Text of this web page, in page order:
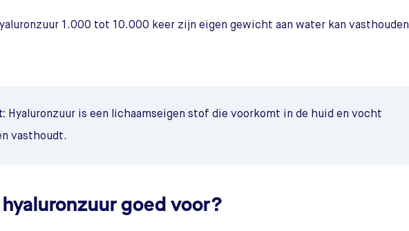
1.000 tot 10.000 keer zijn eigen gewicht aan water kan vasthouden
Hyaluronzuur is een lichaamseigen stof die voorkomt in de huid en vocht
vasthoudt.
goed voor?